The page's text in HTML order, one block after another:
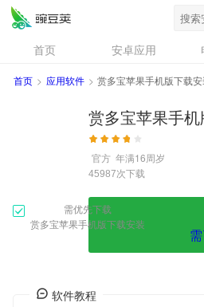
赏多宝苹果手机版下载
首页 安卓应用
资讯
专题
首页 > 应用软件 > 赏多宝苹果手机版下载安
赏多宝苹果手
官方 年满16周岁
45987次下载
需优先下载
赏多宝苹果手机版下载安装
软件教程